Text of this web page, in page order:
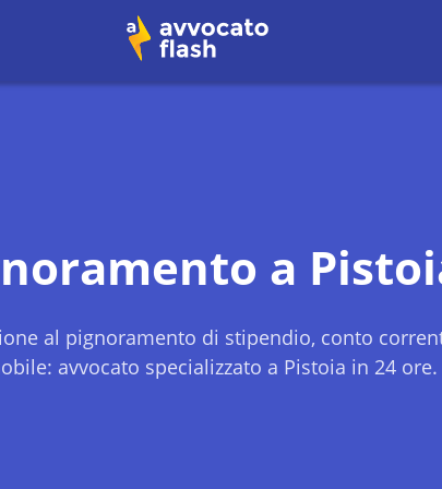
a
al pignoramento di stipendio, conto
avvocato specializzato a Pistoia in 24 ore.